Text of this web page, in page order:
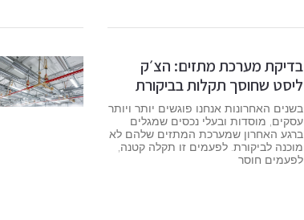
בדיקת מערכת מתזים: הצ׳ק
ליסט שחוסך תקלות בביקורת
בשנים האחרונות אנחנו פוגשים יותר ויותר
עסקים, מוסדות ובעלי נכסים שמגלים
ברגע האחרון שמערכת המתזים שלהם לא
מוכנה לביקורת. לפעמים זו תקלה קטנה,
לפעמים חוסר